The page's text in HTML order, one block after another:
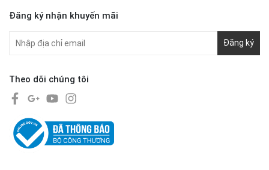
Đăng ký nhận khuyến mãi
Đăng ký
Theo dõi chúng tôi